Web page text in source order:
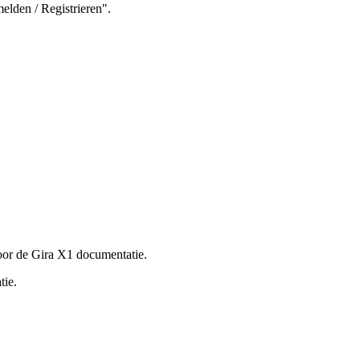
/ Registrieren".
de Gira X1 documentatie.